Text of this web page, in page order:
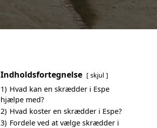
Indholdsfortegnelse skjul
1) Hvad kan en skrædder i Espe
hjælpe med?
2) Hvad koster en skrædder i Espe?
3) Fordele ved at vælge skrædder i